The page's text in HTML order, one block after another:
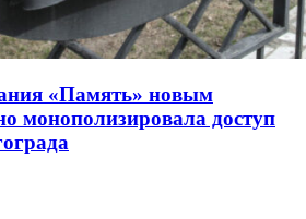
«Память» новым
монополизировала доступ